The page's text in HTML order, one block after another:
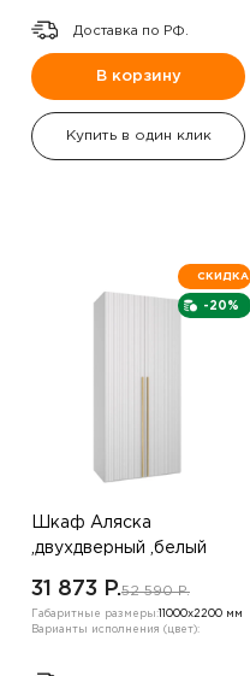
Доставка по РФ.
В корзину
Купить в один клик
-20%
СКИДКА
Шкаф Аляска
,двухдверный ,белый
31 873 P.52 590 P.
Габаритные размеры: 11000х2200 мм
Варианты исполнения (цвет):